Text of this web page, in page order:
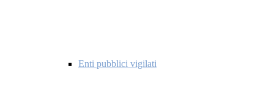
Enti pubblici vigilati